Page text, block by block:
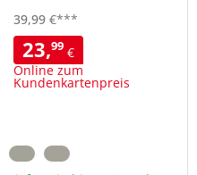
39,99€***
23,99€
Online zum
Kundenkartenpreis